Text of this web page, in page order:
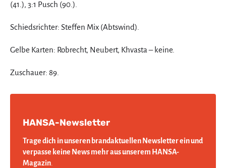
(41.), 3:1 Pusch (90.).
Schiedsrichter: Steffen Mix (Abtswind).
Gelbe Karten: Robrecht, Neubert, Khvasta – keine.
Zuschauer: 89.
HANSA-Newsletter
Trage dich in unseren brandaktuellen Newsletter ein und
verpasse keine News mehr aus unserem HANSA-
Magazin.